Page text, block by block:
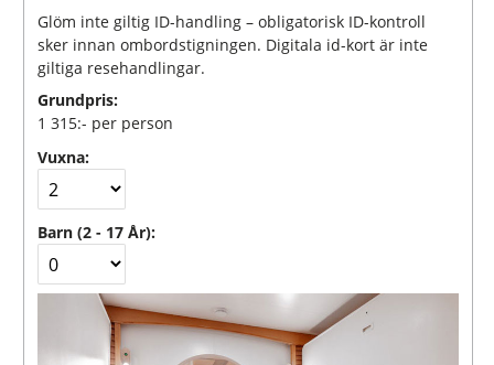
Glöm inte giltig ID-handling – obligatorisk ID-kontroll
sker innan ombordstigningen. Digitala id-kort är inte
giltiga resehandlingar.
Grundpris:
1 315:- per person
Vuxna:
Barn (2 - 17 År):